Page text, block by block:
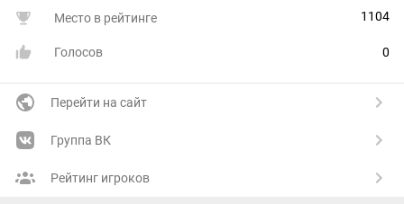
Место в рейтинге 1104
Голосов 0
Перейти на сайт
Группа ВК
Рейтинг игроков